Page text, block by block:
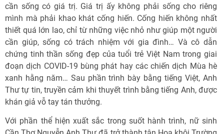
cần sống có giá trị. Giá trị ấy không phải sống cho riêng
mình mà phải khao khát cống hiến. Cống hiến không nhất
thiết quá lớn lao, chỉ từ những việc nhỏ như giúp một người
cần giúp, sống có trách nhiệm với gia đình… Và cô dẫn
chứng tinh thần sống đẹp của tuổi trẻ Việt Nam trong giai
đoạn dịch COVID-19 bùng phát hay các chiến dịch Mùa hè
xanh hằng năm… Sau phần trình bày bằng tiếng Việt, Anh
Thư tự tin, truyền cảm khi thuyết trình bằng tiếng Anh, được
khán giả vỗ tay tán thưởng.
Với phần thể hiện xuất sắc trong suốt hành trình, nữ sinh